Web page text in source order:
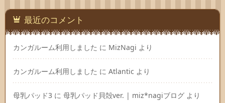
最近のコメント
カンガルーム利用しました に MizNagi より
カンガルーム利用しました に Atlantic より
母乳パッド3 に 母乳パッド貝殻ver. | miz*nagiブログ より